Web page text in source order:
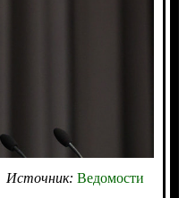
Источник: Ведомости